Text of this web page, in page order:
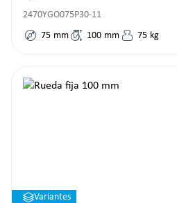
2470YGO075P30-11
75 mm 100 mm 75 kg
Variantes